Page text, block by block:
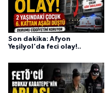
Son dakika: Afyon
Yeşilyol'da feci olay!..